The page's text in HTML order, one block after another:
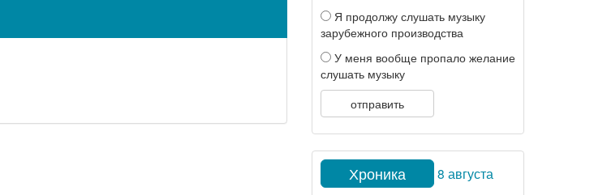
Я продолжу слушать музыку
зарубежного производства
У меня вообще пропало желание
слушать музыку
отправить
Хроника 8 августа